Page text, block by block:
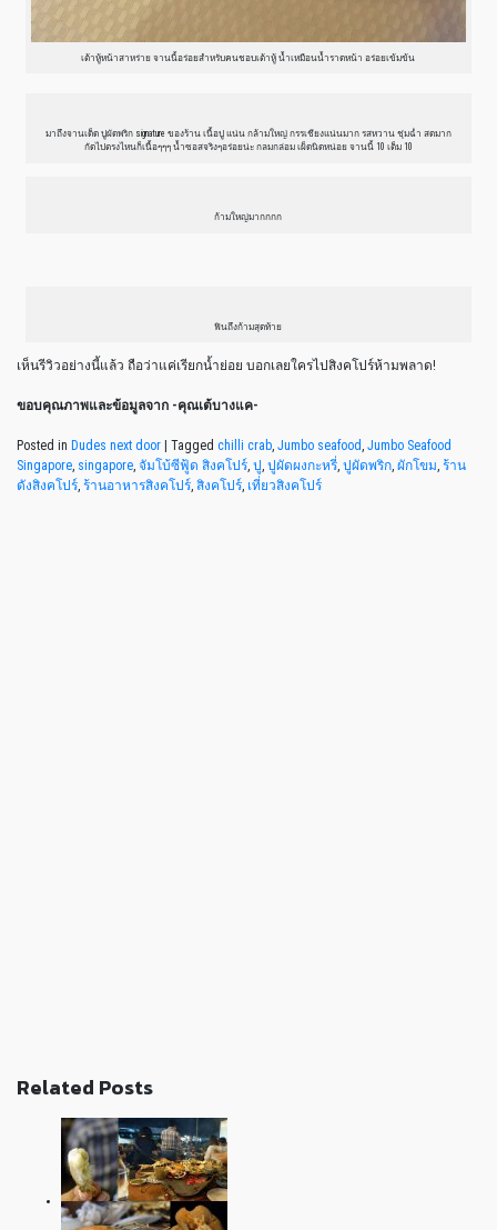
เต้าหู้หน้าสาหร่าย จานนี้อร่อยสำหรับคนชอบเต้าหู้ น้ำเหมือนน้ำราดหน้า อร่อยเข้มข้น
มาถึงจานเด็ด ปูผัดพริก signature ของร้าน เนื้อปู แน่น กล้ามใหญ่ กรรเชียงแน่นมาก รสหวาน ชุ่มฉ่ำ สดมาก
กัดไปตรงไหนก็เนื้อๆๆๆ น้ำซอสจริงๆอร่อยน่ะ กลมกล่อม เผ็ดนิดหน่อย จานนี้ 10 เต็ม 10
ก้ามใหญ่มากกกก
ฟินถึงก้ามสุดท้าย
เห็นรีวิวอย่างนี้แล้ว ถือว่าแค่เรียกน้ำย่อย บอกเลยใครไปสิงคโปร์ห้ามพลาด!
ขอบคุณภาพและข้อมูลจาก -คุณเต้บางแค-
Posted in Dudes next door Tagged chilli crab, Jumbo seafood, Jumbo Seafood
Singapore, singapore, จัมโบ้ซีฟู้ด สิงคโปร์, ปู, ปูผัดผงกะหรี่, ปูผัดพริก, ผักโขม, ร้าน
ดังสิงคโปร์, ร้านอาหารสิงคโปร์, สิงคโปร์, เที่ยวสิงคโปร์
Related Posts